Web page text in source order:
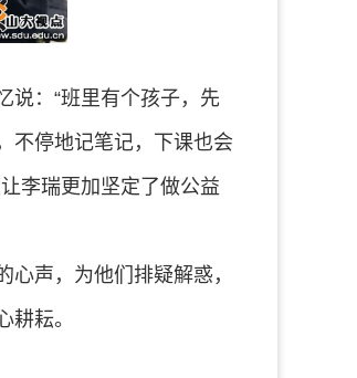
说：“班里有个孩子，先
不停地记笔记，下课也会
李瑞更加坚定了做公益
声，为他们排疑解惑，
耘。